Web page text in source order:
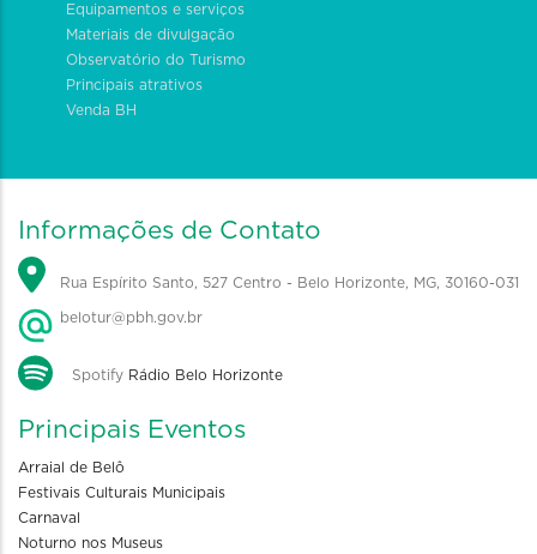
Equipamentos e serviços
Materiais de divulgação
Observatório do Turismo
Principais atrativos
Venda BH
Informações de Contato
Rua Espírito Santo, 527 Centro - Belo Horizonte, MG, 30160-031
belotur@pbh.gov.br
Spotify Rádio Belo Horizonte
Principais Eventos
Arraial de Belô
Festivais Culturais Municipais
Carnaval
Noturno nos Museus